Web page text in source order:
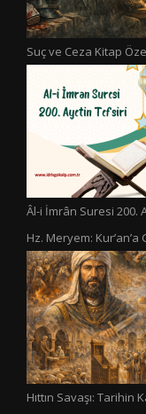
Suç ve Ceza Kitap
Âl-i İmrân Suresi 200.
Hz. Meryem:
Hıttın Savaşı: